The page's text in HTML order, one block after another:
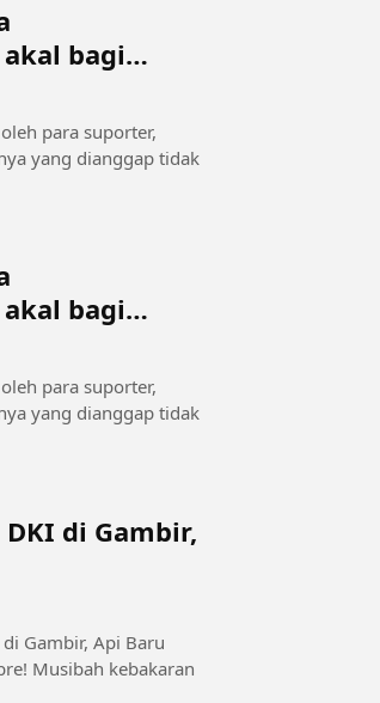
bagi
para suporter,
yang dianggap tidak
bagi
para suporter,
yang dianggap tidak
di Gambir,